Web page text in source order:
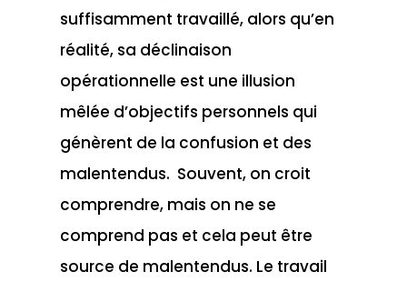
suffisamment travaillé, alors qu’en
réalité, sa déclinaison
opérationnelle est une illusion
mêlée d’objectifs personnels qui
génèrent de la confusion et des
malentendus. Souvent, on croit
comprendre, mais on ne se
comprend pas et cela peut être
source de malentendus. Le travail